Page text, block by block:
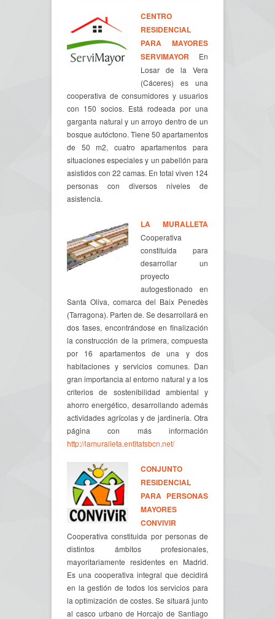
CENTRO
RESIDENCIAL
PARA MAYORES
SERVIMAYOR En
Losar de la Vera
(Cáceres) es una
cooperativa de consumidores y usuarios
con 150 socios. Está rodeada por una
garganta natural y un arroyo dentro de un
bosque autóctono. Tiene 50 apartamentos
de 50 m2, cuatro apartamentos para
situaciones especiales y un pabellón para
asistidos con 22 camas. En total viven 124
personas con diversos niveles de
asistencia.
LA MURALLETA
Cooperativa
constituida para
desarrollar un
proyecto
autogestionado en
Santa Oliva, comarca del Baix Penedès
(Tarragona). Parten de. Se desarrollará en
dos fases, encontrándose en finalización
la construcción de la primera, compuesta
por 16 apartamentos de una y dos
habitaciones y servicios comunes. Dan
gran importancia al entorno natural y a los
criterios de sostenibilidad ambiental y
ahorro energético, desarrollando además
actividades agrícolas y de jardinería. Otra
página con más información
http://lamuralleta.entitatsbcn.net/
CONJUNTO
RESIDENCIAL
PARA PERSONAS
MAYORES
CONVIVIR
Cooperativa constituida por personas de
distintos ámbitos profesionales,
mayoritariamente residentes en Madrid.
Es una cooperativa integral que decidirá
en la gestión de todos los servicios para
la optimización de costes. Se situará junto
al casco urbano de Horcajo de Santiago